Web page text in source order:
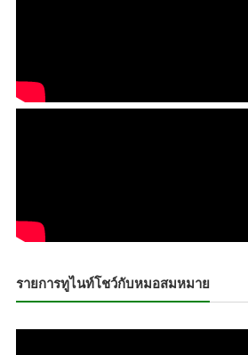
รายการทูไนท์โชว์กับหมอสมหมาย